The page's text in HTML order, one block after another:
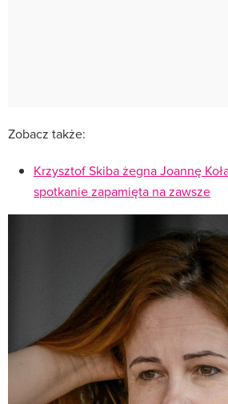
Zobacz także:
Krzysztof Skiba żegna Joannę
spotkanie zapamięta na zawsze